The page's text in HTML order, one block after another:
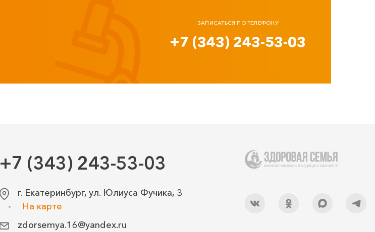
ЗАПИСАТЬСЯ ПО ТЕЛЕФОНУ
+7 (343) 243-53-03
+7 (343) 243-53-03
г. Екатеринбург, ул. Юлиуса Фучика, 3
На карте
zdorsemya.16@yandex.ru